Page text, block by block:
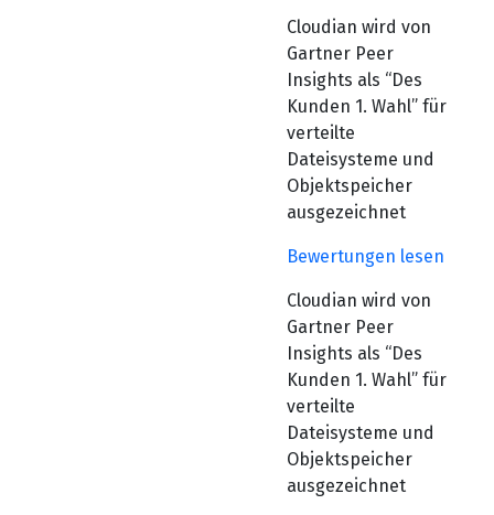
Cloudian wird von
Gartner Peer
Insights als “Des
Kunden 1. Wahl” für
verteilte
Dateisysteme und
Objektspeicher
ausgezeichnet
Bewertungen lesen
Cloudian wird von
Gartner Peer
Insights als “Des
Kunden 1. Wahl” für
verteilte
Dateisysteme und
Objektspeicher
ausgezeichnet